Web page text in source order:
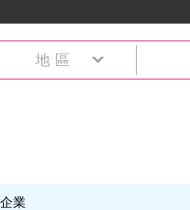
地區
業